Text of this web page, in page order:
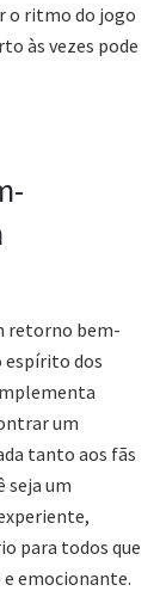
o ritmo do jogo
às vezes pode
retorno bem-
espírito dos
um
tanto aos fãs
seja um
para todos que
emocionante.